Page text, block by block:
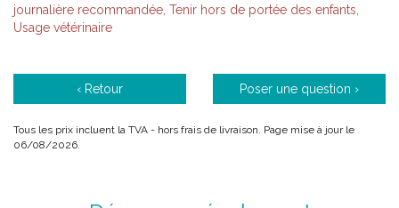
journalière recommandée, Tenir hors de portée des enfants,
Usage vétérinaire
‹ Retour Poser une question ›
Tous les prix incluent la TVA - hors frais de livraison. Page mise à jour le
06/08/2026.